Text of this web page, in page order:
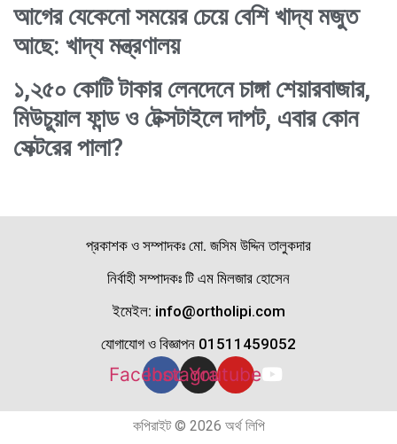
আগের যেকেনো সময়ের চেয়ে বেশি খাদ্য মজুত
আছে: খাদ্য মন্ত্রণালয়
১,২৫০ কোটি টাকার লেনদেনে চাঙ্গা শেয়ারবাজার,
মিউচুয়াল ফান্ড ও টেক্সটাইলে দাপট, এবার কোন
সেক্টরের পালা?
প্রকাশক ও সম্পাদকঃ মো. জসিম উদ্দিন তালুকদার
নির্বাহী সম্পাদকঃ টি এম মিলজার হোসেন
ইমেইল: info@ortholipi.com
যোগাযোগ ও বিজ্ঞাপন 01511459052
Facebook
Instagram
Youtube
কপিরাইট © 2026 অর্থ লিপি